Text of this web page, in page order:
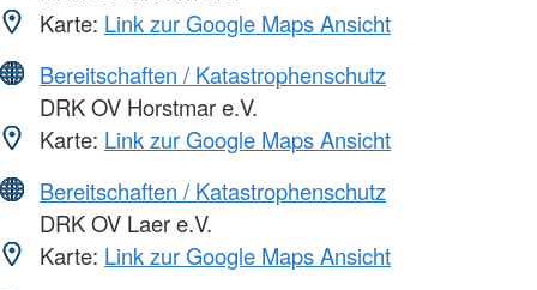
Karte: Link zur Google Maps Ansicht
Bereitschaften / Katastrophenschutz
DRK OV Horstmar e.V.
Karte: Link zur Google Maps Ansicht
Bereitschaften / Katastrophenschutz
DRK OV Laer e.V.
Karte: Link zur Google Maps Ansicht